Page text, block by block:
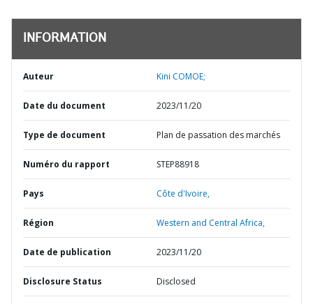
INFORMATION
Auteur Kini COMOE;
Date du document 2023/11/20
Type de document Plan de passation des marchés
Numéro du rapport STEP88918
Pays Côte d'Ivoire,
Région Western and Central Africa,
Date de publication 2023/11/20
Disclosure Status Disclosed